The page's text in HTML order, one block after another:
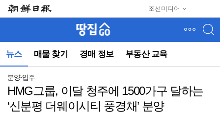
조선미디어
뉴스 매물 찾기 경매 정보 부동산 교육
뉴
(컨
분양·입주
HMG그룹, 이달 청주에 1500가구 달하는
‘신분평 더웨이시티 풍경채’ 분양